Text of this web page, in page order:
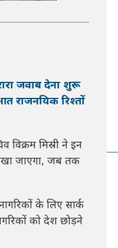
जवाब देना शुरू
राजनयिक रिश्तों
मिस्री ने इन
जाएगा, जब तक
के लिए सार्क
को देश छोड़ने